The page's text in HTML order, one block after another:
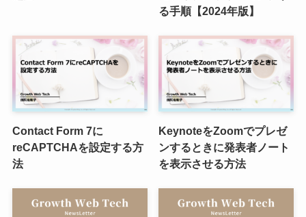
る手順【2024年版】
Contact Form 7に
reCAPTCHAを設定する方
法
KeynoteをZoomでプレゼ
ンするときに発表者ノート
を表示させる方法